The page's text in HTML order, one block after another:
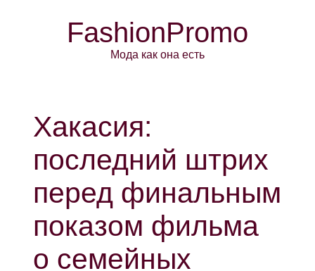
FashionPromo
Мода как она есть
Хакасия:
последний штрих
перед финальным
показом фильма
о семейных